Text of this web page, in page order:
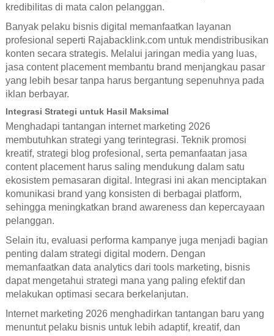
kredibilitas di mata calon pelanggan.
Banyak pelaku bisnis digital memanfaatkan layanan
profesional seperti Rajabacklink.com untuk mendistribusikan
konten secara strategis. Melalui jaringan media yang luas,
jasa content placement membantu brand menjangkau pasar
yang lebih besar tanpa harus bergantung sepenuhnya pada
iklan berbayar.
Integrasi Strategi untuk Hasil Maksimal
Menghadapi tantangan internet marketing 2026
membutuhkan strategi yang terintegrasi. Teknik promosi
kreatif, strategi blog profesional, serta pemanfaatan jasa
content placement harus saling mendukung dalam satu
ekosistem pemasaran digital. Integrasi ini akan menciptakan
komunikasi brand yang konsisten di berbagai platform,
sehingga meningkatkan brand awareness dan kepercayaan
pelanggan.
Selain itu, evaluasi performa kampanye juga menjadi bagian
penting dalam strategi digital modern. Dengan
memanfaatkan data analytics dari tools marketing, bisnis
dapat mengetahui strategi mana yang paling efektif dan
melakukan optimasi secara berkelanjutan.
Internet marketing 2026 menghadirkan tantangan baru yang
menuntut pelaku bisnis untuk lebih adaptif, kreatif, dan